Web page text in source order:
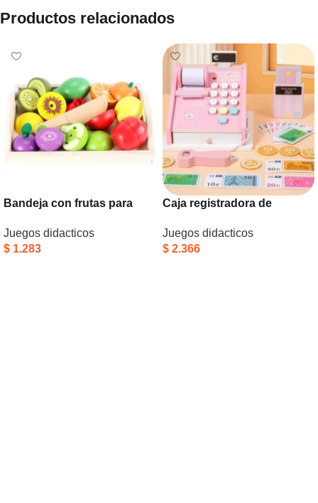
Productos relacionados
Bandeja con frutas para
Juegos didacticos
$ 1.283
Caja registradora de
Juegos didacticos
$ 2.366